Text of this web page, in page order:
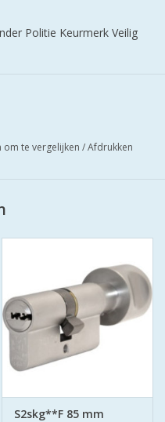
Politie Keurmerk Veilig
om te vergelijken /Afdrukken
S2skg**F 85 mm